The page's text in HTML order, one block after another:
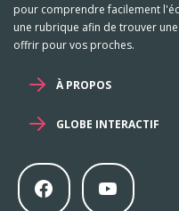
pour comprendre facilement
une rubrique afin de trouver
offrir pour vos proches.
À PROPOS
GLOBE INTERACTIF